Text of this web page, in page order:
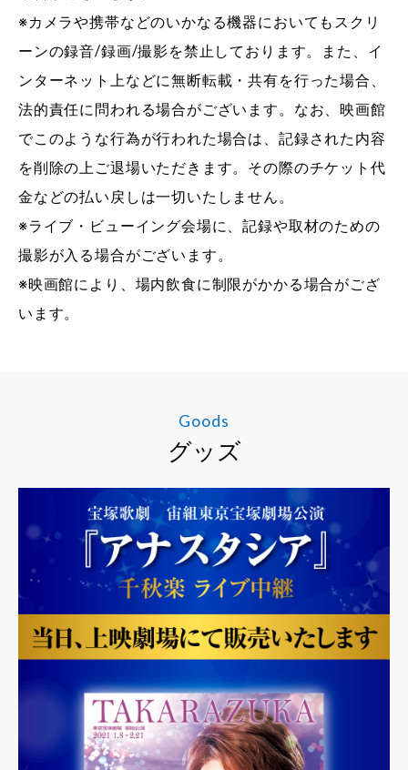
※カメラや携帯などのいかなる機器においてもスクリ
ーンの録音/録画/撮影を禁止しております。また、イ
ンターネット上などに無断転載・共有を行った場合、
法的責任に問われる場合がございます。なお、映画館
でこのような行為が行われた場合は、記録された内容
を削除の上ご退場いただきます。その際のチケット代
金などの払い戻しは一切いたしません。
※ライブ・ビューイング会場に、記録や取材のための
撮影が入る場合がございます。
※映画館により、場内飲食に制限がかかる場合がござ
います。
Goods
グッズ